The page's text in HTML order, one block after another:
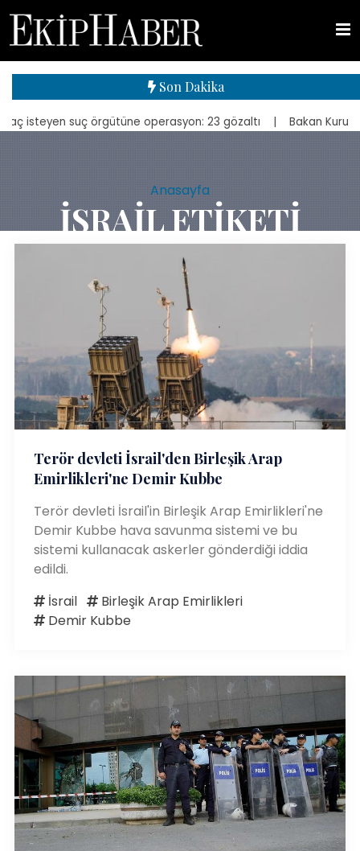
Son Dakika
örgütüne operasyon: 23 gözaltı | Bakan Kurum, yeniden inşa
İSRAIL ETIKETI
Anasayfa
Terör devleti İsrail'den Birleşik Arap
Emirlikleri'ne Demir Kubbe
Terör devleti İsrail'in Birleşik Arap Emirlikleri'ne
Demir Kubbe hava savunma sistemi ve bu
sistemi kullanacak askerler gönderdiği iddia
edildi.
İsrail
Birleşik Arap Emirlikleri
Demir Kubbe